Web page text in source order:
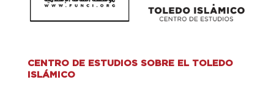
CENTRO DE ESTUDIOS SOBRE EL TOLEDO
ISLÁMICO